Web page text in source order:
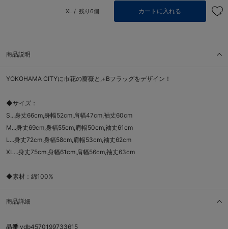
XL / 残り6個 カートに入れる
商品説明
YOKOHAMA CITYに市花の薔薇と,+Bフラッグをデザイン！
◆サイズ：
S...身丈66cm,身幅52cm,肩幅47cm,袖丈60cm
M...身丈69cm,身幅55cm,肩幅50cm,袖丈61cm
L...身丈72cm,身幅58cm,肩幅53cm,袖丈62cm
XL...身丈75cm,身幅61cm,肩幅56cm,袖丈63cm
◆素材：綿100%
商品詳細
品番 ydb4570199733615